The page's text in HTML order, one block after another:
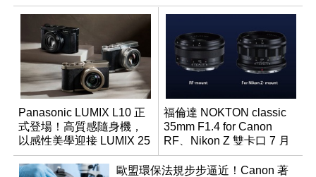
Panasonic LUMIX L10 正
式登場！高質感隨身機，
以感性美學迎接 LUMIX 25
週年
福倫達 NOKTON classic
35mm F1.4 for Canon
RF、Nikon Z 雙卡口 7 月
同步登台
歐盟環保法規步步逼近！Canon 著